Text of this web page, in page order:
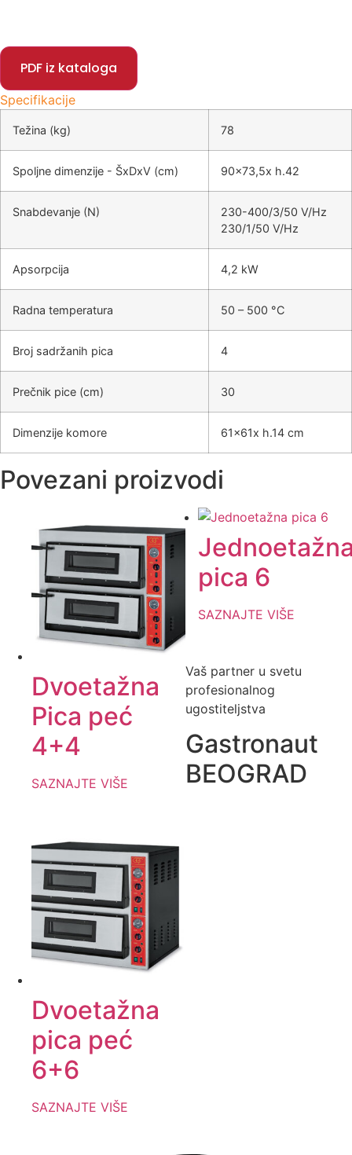
PDF iz kataloga
Specifikacije
Težina (kg) 78
Spoljne dimenzije - ŠxDxV (cm) 90x73,5x h.42
Snabdevanje (N)
230-400/3/50 V/Hz
230/1/50 V/Hz
Apsorpcija 4,2 kW
Radna temperatura 50 – 500 °C
Broj sadržanih pica 4
Prečnik pice (cm) 30
Dimenzije komore 61x61x h.14 cm
Povezani proizvodi
Dvoetažna
Pica peć
4+4
SAZNAJTE VIŠE
pica 6
SAZNAJTE VIŠE
Dvoetažna
pica peć
6+6
SAZNAJTE VIŠE
Vaš partner u svetu
profesionalnog
ugostiteljstva
Gastronaut
BEOGRAD